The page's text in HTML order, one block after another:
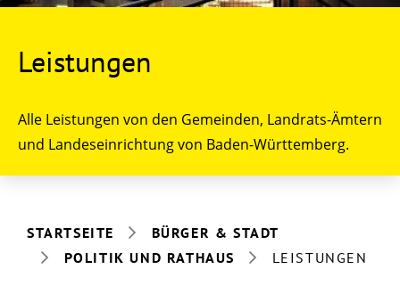
Leistungen
Alle Leistungen von den Gemeinden, Landrats-Ämtern
und Landeseinrichtung von Baden-Württemberg.
STARTSEITE
BÜRGER & STADT
POLITIK UND RATHAUS
LEISTUNGEN